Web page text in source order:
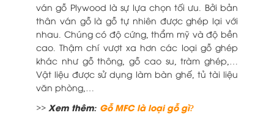
ván gỗ Plywood là sự lựa chọn tối ưu. Bởi bản
thân ván gỗ là gỗ tự nhiên được ghép lại với
nhau. Chúng có độ cứng, thẩm mỹ và độ bền
cao. Thậm chí vượt xa hơn các loại gỗ ghép
khác như gỗ thông, gỗ cao su, tràm ghép,…
Vật liệu được sử dụng làm bàn ghế, tủ tài liệu
văn phòng,…
>> Xem thêm: Gỗ MFC là loại gỗ gì?